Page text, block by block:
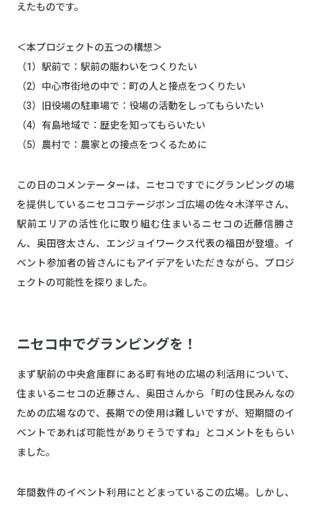
えたものです。
＜本プロジェクトの五つの構想＞
（1）駅前で：駅前の賑わいをつくりたい
（2）中心市街地の中で：町の人と接点をつくりたい
（3）旧役場の駐車場で：役場の活動をしってもらいたい
（4）有島地域で：歴史を知ってもらいたい
（5）農村で：農家との接点をつくるために
この日のコメンテーターは、ニセコですでにグランピングの場
を提供しているニセココテージボンゴ広場の佐々木洋平さん、
駅前エリアの活性化に取り組む住まいるニセコの近藤信勝さ
ん、奥田啓太さん、エンジョイワークス代表の福田が登壇。イ
ベント参加者の皆さんにもアイデアをいただきながら、プロジ
ェクトの可能性を探りました。
ニセコ中でグランピングを！
まず駅前の中央倉庫群にある町有地の広場の利活用について、
住まいるニセコの近藤さん、奥田さんから「町の住民みんなの
ための広場なので、長期での使用は難しいですが、短期間のイ
ベントであれば可能性がありそうですね」とコメントをもらい
ました。
年間数件のイベント利用にとどまっているこの広場。しかし、